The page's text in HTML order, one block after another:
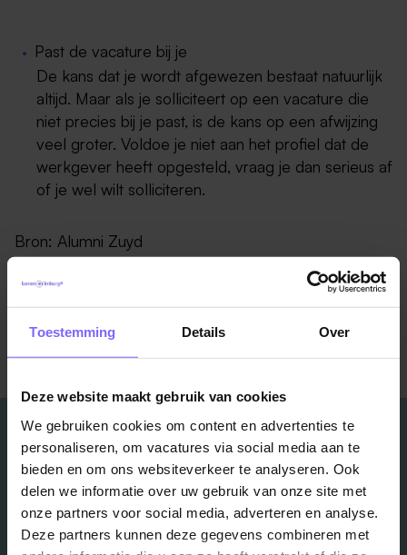
Toestemming Details Over
Deze website maakt gebruik van cookies
We gebruiken cookies om content en advertenties te
personaliseren, om vacatures via social media aan te
bieden en om ons websiteverkeer te analyseren. Ook
delen we informatie over uw gebruik van onze site met
onze partners voor social media, adverteren en analyse.
Deze partners kunnen deze gegevens combineren met
Past de vacature bij je
De kans dat je wordt afgewezen bestaat natuurlijk
altijd. Maar als je solliciteert op een vacature die
niet precies bij je past, is de kans op een afwijzing
veel groter. Voldoe je niet aan het profiel dat de
werkgever heeft opgesteld, vraag je dan serieus af
of je wel wilt solliciteren.
Bron: Alumni Zuyd
Terug naar alle items
Vacatures